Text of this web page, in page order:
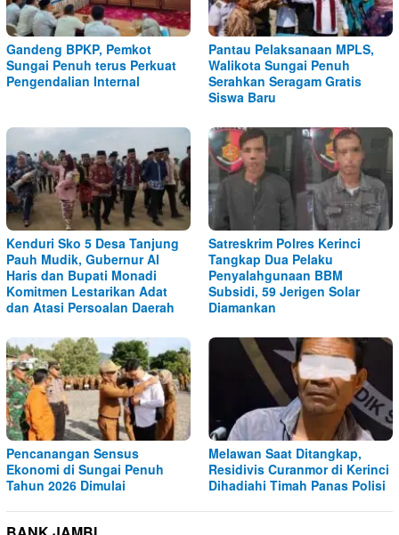
Gandeng BPKP, Pemkot
Sungai Penuh terus Perkuat
Pengendalian Internal
Pantau Pelaksanaan MPLS,
Walikota Sungai Penuh
Serahkan Seragam Gratis
Siswa Baru
Kenduri Sko 5 Desa Tanjung
Pauh Mudik, Gubernur Al
Haris dan Bupati Monadi
Komitmen Lestarikan Adat
dan Atasi Persoalan Daerah
Satreskrim Polres Kerinci
Tangkap Dua Pelaku
Penyalahgunaan BBM
Subsidi, 59 Jerigen Solar
Diamankan
Pencanangan Sensus
Ekonomi di Sungai Penuh
Tahun 2026 Dimulai
Melawan Saat Ditangkap,
Residivis Curanmor di Kerinci
Dihadiahi Timah Panas Polisi